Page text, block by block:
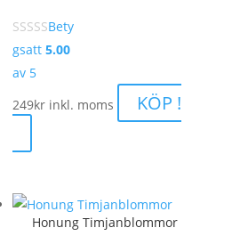
Bety
gsatt 5.00
av 5
249kr inkl. moms KÖP !
Honung Timjanblommor